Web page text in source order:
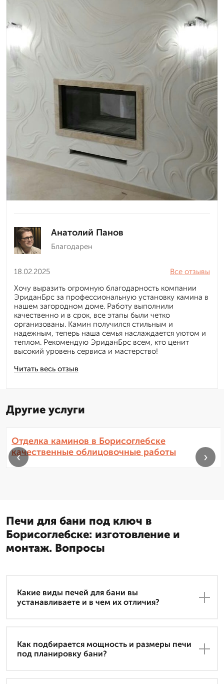
Анатолий Панов
Благодарен
18.02.2025
Читать весь отзыв
Все отзывы
Хочу выразить огромную благодарность компании
ЭриданБрс за профессиональную установку камина в
нашем загородном доме. Работу выполнили
качественно и в срок, все этапы были четко
организованы. Камин получился стильным и
надежным, теперь наша семья наслаждается уютом и
теплом. Рекомендую ЭриданБрс всем, кто ценит
высокий уровень сервиса и мастерство!
Другие услуги
Отделка каминов в Борисоглебске
качественные облицовочные работы
‹ ›
Печи для бани под ключ в
Борисоглебске: изготовление и
монтаж. Вопросы
Какие виды печей для бани вы
устанавливаете и в чем их отличия?
Как подбирается мощность и размеры печи
под планировку бани?